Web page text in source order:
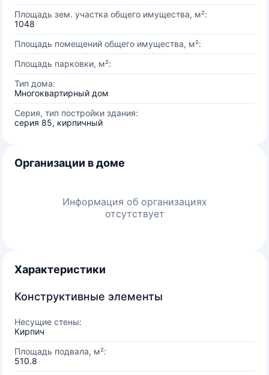
Площадь зем. участка общего имущества, м²:
1048
Площадь помещений общего имущества, м²:
Площадь парковки, м²:
Тип дома:
Многоквартирный дом
Серия, тип постройки здания:
серия 85, кирпичный
Организации в доме
Информация об организациях
отсутствует
Характеристики
Конструктивные элементы
Несущие стены:
Кирпич
Площадь подвала, м²:
510.8